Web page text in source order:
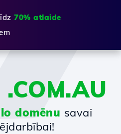
70% atlaide
.COM.AU
domēnu savai